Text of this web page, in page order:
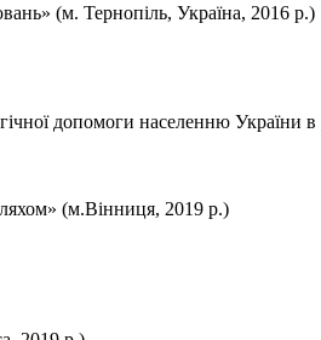
(м. Тернопіль, Україна, 2016 р.)
допомоги населенню України
(м.Вінниця, 2019 р.)